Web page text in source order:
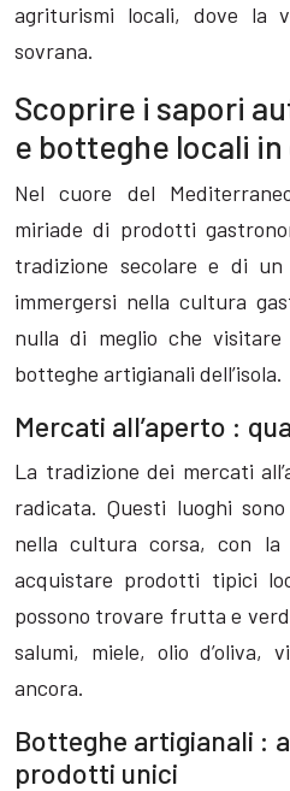
agriturismi locali, dove la
sovrana.
Scoprire i sapori
e botteghe locali
Nel cuore del
miriade di prodotti
tradizione secolare e di
immergersi nella cultura
nulla di meglio che
botteghe artigianali dell’isola.
Mercati all’aperto :
La tradizione dei mercati
radicata. Questi luoghi
nella cultura corsa, con
acquistare prodotti tipici
possono trovare frutta e
salumi, miele, olio d’oliva,
ancora.
Botteghe artigianali :
prodotti unici